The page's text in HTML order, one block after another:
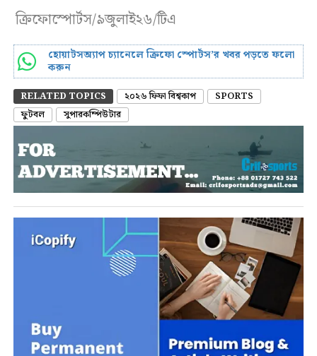
ক্রিফোস্পোর্টস/৯জুলাই২৬/টিএ
হোয়াটসঅ্যাপ চ্যানেলে ক্রিফো স্পোর্টস’র খবর পড়তে ফলো
করুন
RELATED TOPICS ২০২৬ ফিফা বিশ্বকাপ
SPORTS
ফুটবল
সুপারকম্পিউটার